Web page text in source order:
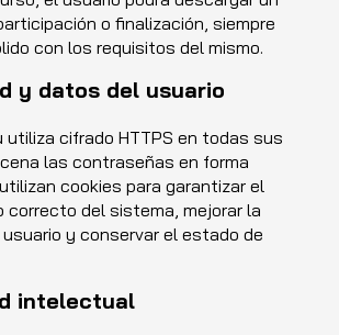
o finalización, siempre
con los requisitos del mismo.
y datos del usuario
utiliza cifrado HTTPS en todas sus
las contraseñas en forma
cookies para garantizar el
correcto del sistema, mejorar la
y conservar el estado de
intelectual